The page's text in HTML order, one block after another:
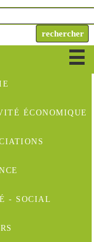
ÉCONOMIQUE
- SOCIAL